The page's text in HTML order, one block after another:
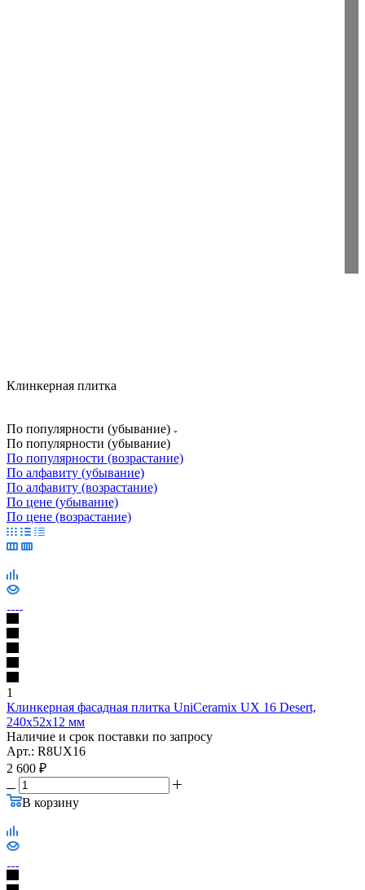
Клинкерная плитка
По популярности (убывание)
По популярности (убывание)
По популярности (возрастание)
По алфавиту (убывание)
По алфавиту (возрастание)
По цене (убывание)
По цене (возрастание)
1
Клинкерная фасадная плитка UniCeramix UX 16 Desert,
240х52х12 мм
Наличие и срок поставки по запросу
Арт.: R8UX16
2 600 ₽
В корзину